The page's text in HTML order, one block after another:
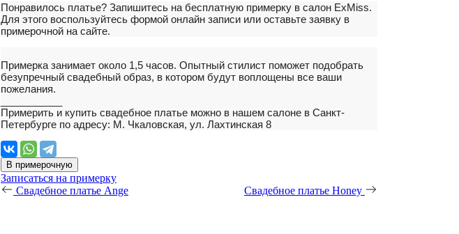
Понравилось платье? Запишитесь на бесплатную примерку в салон ExMiss.
Для этого воспользуйтесь формой онлайн записи или оставьте заявку в
примерочной на сайте.
Примерка занимает около 1,5 часов. Опытный стилист поможет подобрать
безупречный свадебный образ, в котором будут воплощены все ваши
пожелания.
Примерить и купить свадебное платье можно в нашем салоне в Санкт-
Петербурге по адресу: М. Чкаловская, ул. Лахтинская 8
В примерочную
Записаться на примерку
Свадебное платье Ange
Свадебное платье Honey